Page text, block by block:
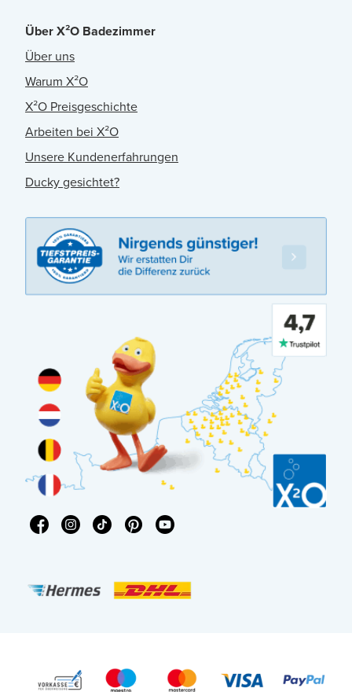
Über X²O Badezimmer
Über uns
Warum X²O
X²O Preisgeschichte
Arbeiten bei X²O
Unsere Kundenerfahrungen
Ducky gesichtet?